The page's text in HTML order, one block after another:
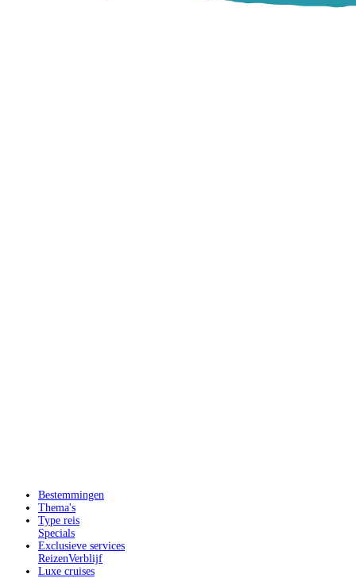
Bestemmingen
Thema's
Type reis
Specials
Exclusieve services
ReizenVerblijf
Luxe cruises